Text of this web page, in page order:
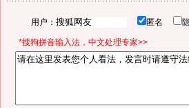
用户： 匿名
*搜狗拼音输入法，中文处理专家>>